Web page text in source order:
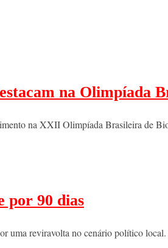
na Olimpíada
na XXII Olimpíada Brasileira de
por 90 dias
uma reviravolta no cenário político